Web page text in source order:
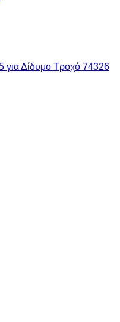
για Δίδυμο Τροχό 74326